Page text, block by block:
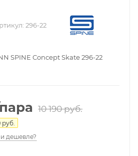
296-22
SPINE Concept Skate 296-22
10 190руб.
руб.
дешевле?